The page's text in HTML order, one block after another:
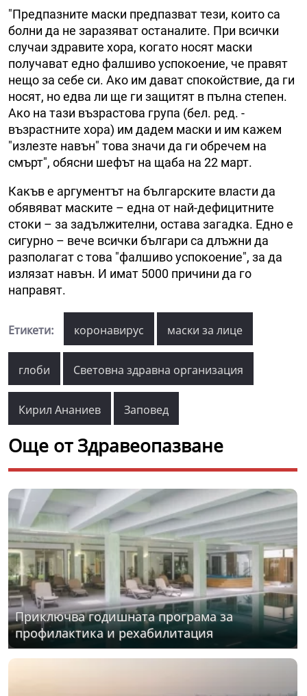
"Предпазните маски предпазват тези, които са
болни да не заразяват останалите. При всички
случаи здравите хора, когато носят маски
получават едно фалшиво успокоение, че правят
нещо за себе си. Ако им дават спокойствие, да ги
носят, но едва ли ще ги защитят в пълна степен.
Ако на тази възрастова група (бел. ред. -
възрастните хора) им дадем маски и им кажем
"излезте навън" това значи да ги обречем на
смърт", обясни шефът на щаба на 22 март.
Какъв е аргументът на българските власти да
обявяват маските – една от най-дефицитните
стоки – за задължителни, остава загадка. Едно е
сигурно – вече всички българи са длъжни да
разполагат с това "фалшиво успокоение", за да
излязат навън. И имат 5000 причини да го
направят.
Етикети: коронавирус маски за лице
глоби Световна здравна организация
Кирил Ананиев Заповед
Още от Здравеопазване
Приключва годишната програма за
профилактика и рехабилитация